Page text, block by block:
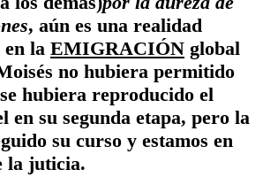
, aún es una realidad
la EMIGRACIÓN global
no hubiera permitido
hubiera reproducido el
en su segunda etapa, pero la
su curso y estamos en
la juticia.